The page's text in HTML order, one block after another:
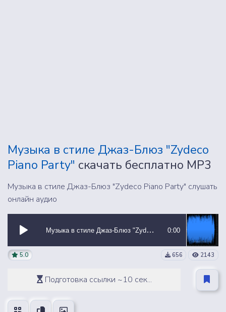
Музыка в стиле Джаз-Блюз "Zydeco
Piano Party" скачать бесплатно MP3
Музыка в стиле Джаз-Блюз "Zydeco Piano Party" слушать
онлайн аудио
Музыка в стиле Джаз-Блюз "Zydeco Piano Party" 0:00
5.0 656 2143
Подготовка ссылки ~10 сек...